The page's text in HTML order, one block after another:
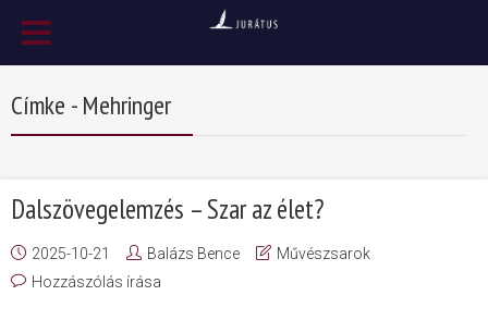
Címke - Mehringer
Dalszövegelemzés – Szar az élet?
2025-10-21 Balázs Bence
Művészsarok
Hozzászólás írása